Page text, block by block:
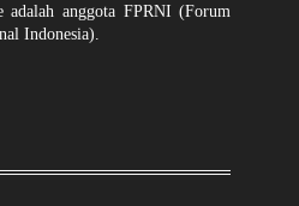
adalah anggota FPRNI (Forum
Indonesia).